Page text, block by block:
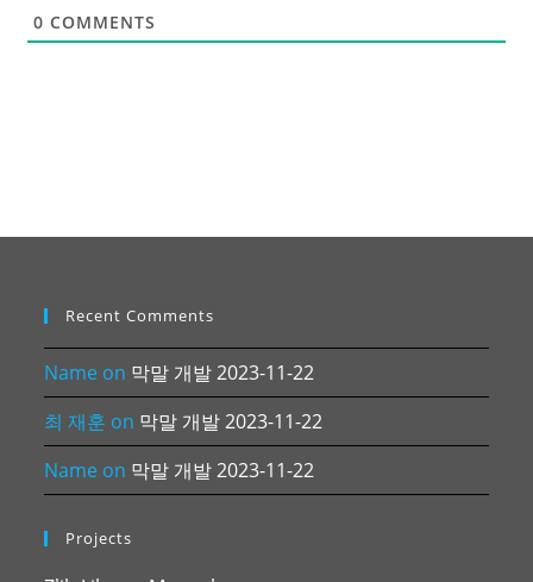
0 COMMENTS
Recent Comments
Name on 막말 개발 2023-11-22
최 재훈 on 막말 개발 2023-11-22
Name on 막말 개발 2023-11-22
Projects